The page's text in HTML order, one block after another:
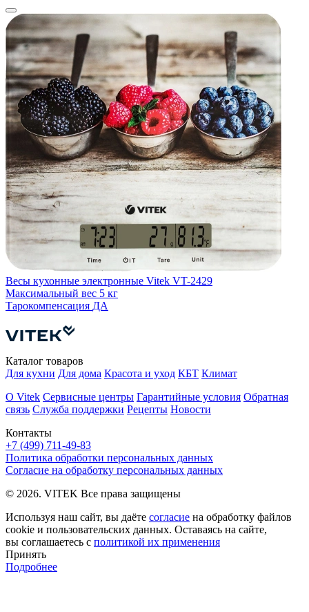
Весы кухонные электронные Vitek VT-2429
Максимальный вес 5 кг
Тарокомпенсация ДА
Контакты
+7 (499) 711-49-83
Каталог товаров
Для кухни Для дома Красота и уход КБТ Климат
О Vitek Сервисные центры Гарантийные условия Обратная
связь Служба поддержки Рецепты Новости
Политика обработки персональных данных
Согласие на обработку персональных данных
© 2026. VITEK Все права защищены
Используя наш сайт, вы даёте согласие на обработку файлов
cookie и пользовательских данных. Оставаясь на сайте,
вы соглашаетесь с политикой их применения
Принять
Подробнее